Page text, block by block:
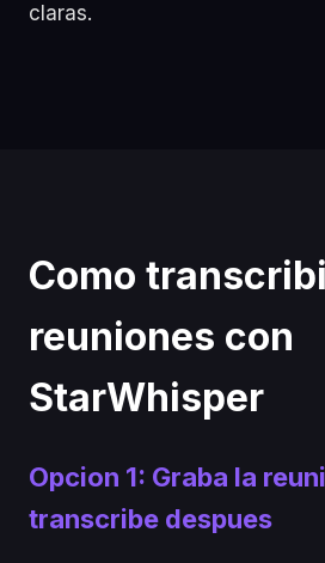
claras.
Como
reuniones con
StarWhisper
Opcion 1: Graba la
transcribe despues